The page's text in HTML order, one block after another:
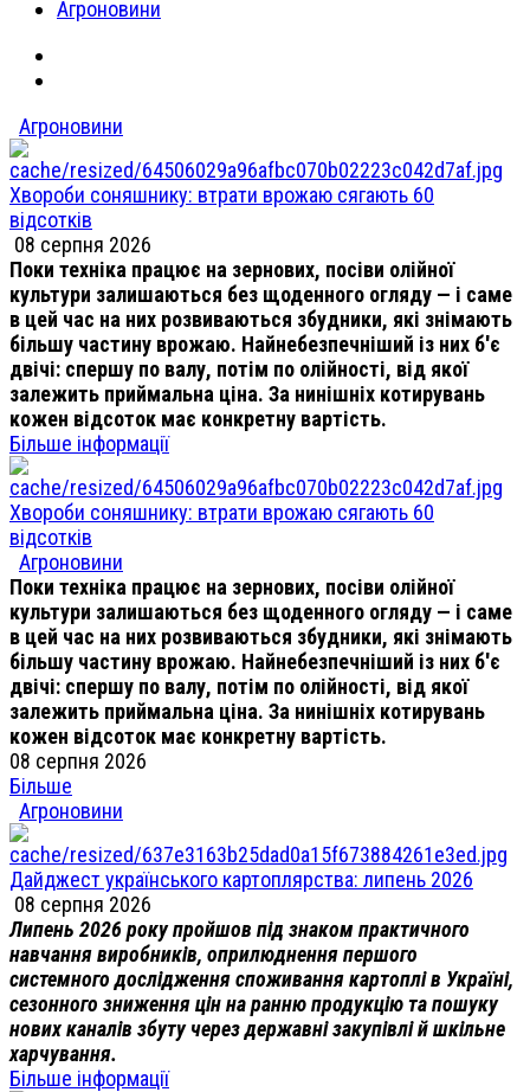
Агроновини
Агроновини
Хвороби соняшнику: втрати врожаю сягають 60
відсотків
08 серпня 2026
Поки техніка працює на зернових, посіви олійної
культури залишаються без щоденного огляду — і саме
в цей час на них розвиваються збудники, які знімають
більшу частину врожаю. Найнебезпечніший із них б'є
двічі: спершу по валу, потім по олійності, від якої
залежить приймальна ціна. За нинішніх котирувань
кожен відсоток має конкретну вартість.
Більше інформації
Хвороби соняшнику: втрати врожаю сягають 60
відсотків
Агроновини
Поки техніка працює на зернових, посіви олійної
культури залишаються без щоденного огляду — і саме
в цей час на них розвиваються збудники, які знімають
більшу частину врожаю. Найнебезпечніший із них б'є
двічі: спершу по валу, потім по олійності, від якої
залежить приймальна ціна. За нинішніх котирувань
кожен відсоток має конкретну вартість.
08 серпня 2026
Більше
Агроновини
Дайджест українського картоплярства: липень 2026
08 серпня 2026
Липень 2026 року пройшов під знаком практичного
навчання виробників, оприлюднення першого
системного дослідження споживання картоплі в Україні,
сезонного зниження цін на ранню продукцію та пошуку
нових каналів збуту через державні закупівлі й шкільне
харчування.
Більше інформації